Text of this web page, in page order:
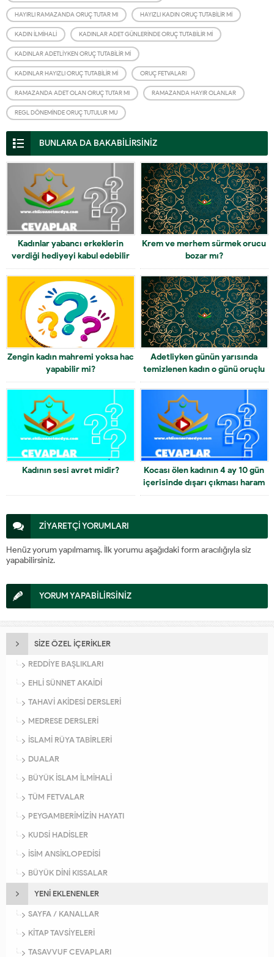
HAYIRLI RAMAZANDA ORUÇ TUTAR MI HAYIZLI KADIN ORUÇ TUTABILIR MI
KADIN İLMIHALI KADINLAR ADET GÜNLERINDE ORUÇ TUTABILIR MI
KADINLAR ADETLIYKEN ORUÇ TUTABILIR MI
KADINLAR HAYIZLI ORUÇ TUTABILIR MI ORUÇ FETVALARI
RAMAZANDA ADET OLAN ORUÇ TUTAR MI RAMAZANDA HAYIR OLANLAR
REGL DÖNEMINDE ORUÇ TUTULUR MU
BUNLARA DA BAKABİLİRSİNİZ
Kadınlar yabancı erkeklerin
verdiği hediyeyi kabul edebilir
mi?
Krem ve merhem sürmek orucu
bozar mı?
Zengin kadın mahremi yoksa hac
yapabilir mi?
Adetliyken günün yarısında
temizlenen kadın o günü oruçlu
mu geçirir
Kadının sesi avret midir?
Kocası ölen kadının 4 ay 10 gün
içerisinde dışarı çıkması haram
mıdır?
ZİYARETÇİ YORUMLARI
Henüz yorum yapılmamış. İlk yorumu aşağıdaki form aracılığıyla siz
yapabilirsiniz.
YORUM YAPABİLİRSİNİZ
SİZE ÖZEL İÇERİKLER
REDDİYE BAŞLIKLARI
EHLİ SÜNNET AKAİDİ
TAHAVİ AKİDESİ DERSLERİ
MEDRESE DERSLERİ
İSLAMİ RÜYA TABİRLERİ
DUALAR
BÜYÜK İSLAM İLMİHALİ
TÜM FETVALAR
PEYGAMBERİMİZİN HAYATI
KUDSİ HADİSLER
İSİM ANSİKLOPEDİSİ
BÜYÜK DİNİ KISSALAR
YENİ EKLENENLER
SAYFA / KANALLAR
KİTAP TAVSİYELERİ
TASAVVUF CEVAPLARI